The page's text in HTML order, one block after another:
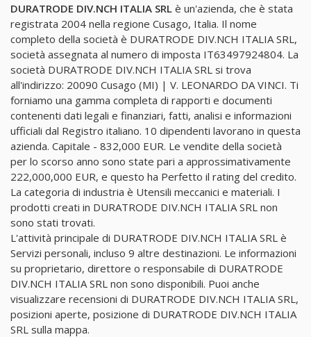
DURATRODE DIV.NCH ITALIA SRL è un'azienda, che è stata
registrata 2004 nella regione Cusago, Italia. Il nome
completo della società è DURATRODE DIV.NCH ITALIA SRL,
società assegnata al numero di imposta IT63497924804. La
società DURATRODE DIV.NCH ITALIA SRL si trova
all'indirizzo: 20090 Cusago (MI) | V. LEONARDO DA VINCI. Ti
forniamo una gamma completa di rapporti e documenti
contenenti dati legali e finanziari, fatti, analisi e informazioni
ufficiali dal Registro italiano. 10 dipendenti lavorano in questa
azienda. Capitale - 832,000 EUR. Le vendite della società
per lo scorso anno sono state pari a approssimativamente
222,000,000 EUR, e questo ha Perfetto il rating del credito.
La categoria di industria è Utensili meccanici e materiali. I
prodotti creati in DURATRODE DIV.NCH ITALIA SRL non
sono stati trovati.
L'attività principale di DURATRODE DIV.NCH ITALIA SRL è
Servizi personali, incluso 9 altre destinazioni. Le informazioni
su proprietario, direttore o responsabile di DURATRODE
DIV.NCH ITALIA SRL non sono disponibili. Puoi anche
visualizzare recensioni di DURATRODE DIV.NCH ITALIA SRL,
posizioni aperte, posizione di DURATRODE DIV.NCH ITALIA
SRL sulla mappa.